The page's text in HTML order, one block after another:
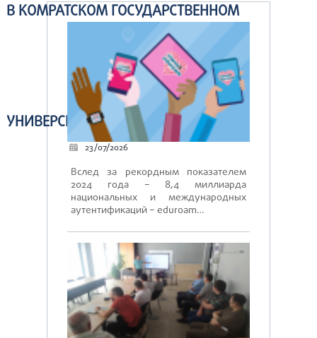
В КОМРАТСКОМ ГОСУДАРСТВЕННОМ
УНИВЕРСИТЕТЕ
23/07/2026
Вслед за рекордным показателем
2024 года – 8,4 миллиарда
национальных и международных
аутентификаций – eduroam…